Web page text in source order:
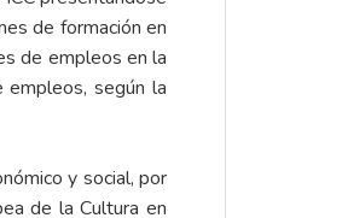
de formación en
de empleos en la
según la
y social, por
de la Cultura en